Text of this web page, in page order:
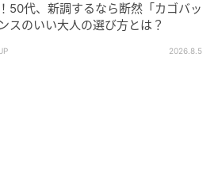
ており、全体のバランスが絶妙
50代、新調するなら断然「カゴバッ
スのいい大人の選び方とは？
2026.8.5